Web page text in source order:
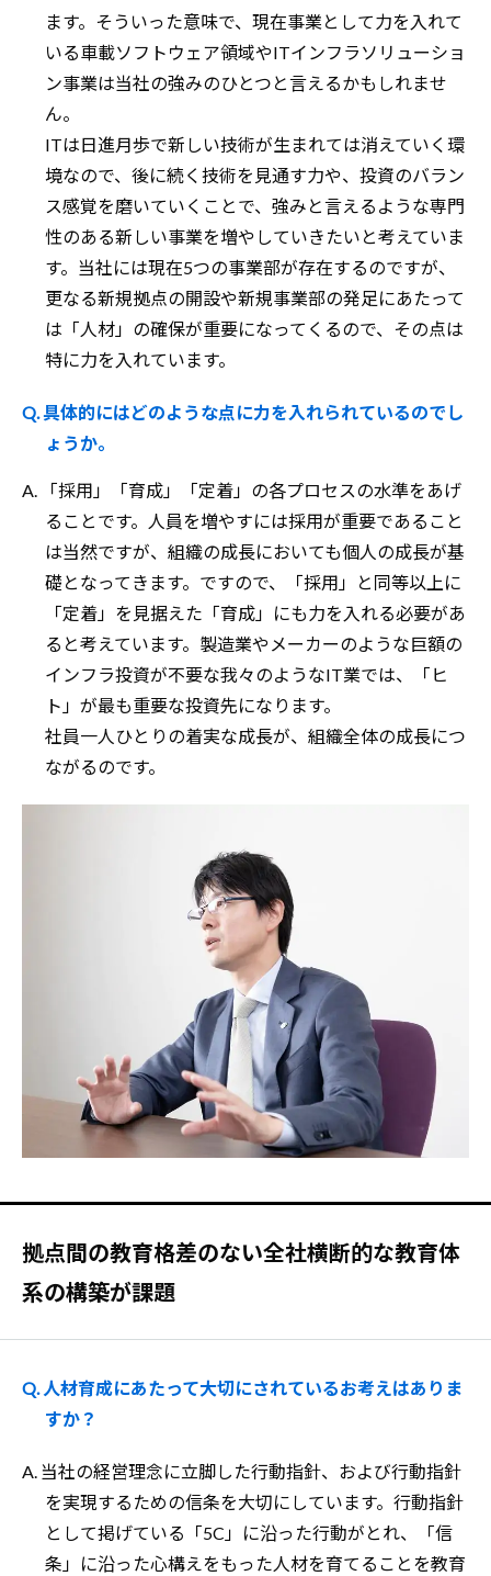
ます。そういった意味で、現在事業として力を入れて
いる車載ソフトウェア領域やITインフラソリューショ
ン事業は当社の強みのひとつと言えるかもしれませ
ん。
ITは日進月歩で新しい技術が生まれては消えていく環
境なので、後に続く技術を見通す力や、投資のバラン
ス感覚を磨いていくことで、強みと言えるような専門
性のある新しい事業を増やしていきたいと考えていま
す。当社には現在5つの事業部が存在するのですが、
更なる新規拠点の開設や新規事業部の発足にあたって
は「人材」の確保が重要になってくるので、その点は
特に力を入れています。
Q. 具体的にはどのような点に力を入れられているのでし
ょうか。
A. 「採用」「育成」「定着」の各プロセスの水準をあげ
ることです。人員を増やすには採用が重要であること
は当然ですが、組織の成長においても個人の成長が基
礎となってきます。ですので、「採用」と同等以上に
「定着」を見据えた「育成」にも力を入れる必要があ
ると考えています。製造業やメーカーのような巨額の
インフラ投資が不要な我々のようなIT業では、「ヒ
ト」が最も重要な投資先になります。
社員一人ひとりの着実な成長が、組織全体の成長につ
ながるのです。
拠点間の教育格差のない全社横断的な教育体
系の構築が課題
Q. 人材育成にあたって大切にされているお考えはありま
すか？
A. 当社の経営理念に立脚した行動指針、および行動指針
を実現するための信条を大切にしています。行動指針
として掲げている「5C」に沿った行動がとれ、「信
条」に沿った心構えをもった人材を育てることを教育